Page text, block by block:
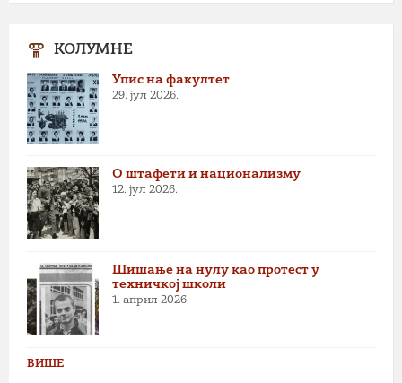
КОЛУМНЕ
Упис на факултет
29. јул 2026.
О штафети и национализму
12. јул 2026.
Шишање на нулу као протест у
техничкој школи
1. април 2026.
ВИШЕ